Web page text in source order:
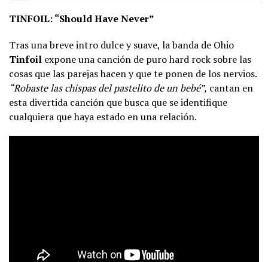
TINFOIL: “Should Have Never”
Tras una breve intro dulce y suave, la banda de Ohio
Tinfoil expone una canción de puro hard rock sobre las
cosas que las parejas hacen y que te ponen de los nervios.
“Robaste las chispas del pastelito de un bebé”, cantan en
esta divertida canción que busca que se identifique
cualquiera que haya estado en una relación.